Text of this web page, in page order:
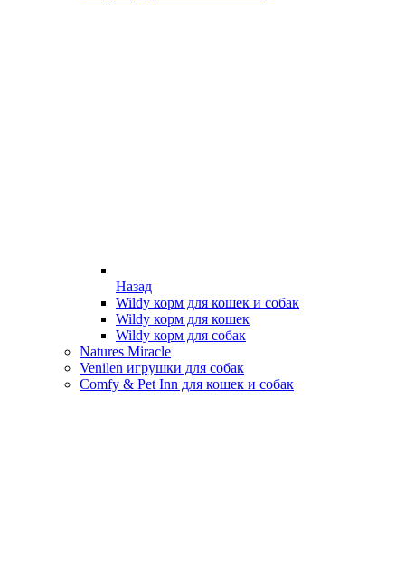
Назад
Wildy корм для кошек и собак
Wildy корм для кошек
Wildy корм для собак
Natures Miracle
Venilen игрушки для собак
Comfy & Pet Inn для кошек и собак